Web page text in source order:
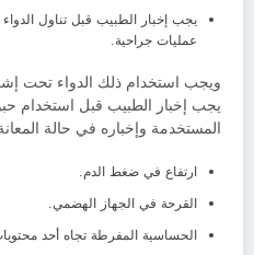
يجب إخبار الطبيب قبل تناول
عمليات جراحية.
ويجب استخدام ذلك الدواء تحت
يجب إخبار الطبيب قبل استخدام
المستخدمة وإخباره في حالة
ارتفاع في ضغط الدم.
القرحة في الجهاز الهضمي.
الحساسية المفرطة تجاه أحد